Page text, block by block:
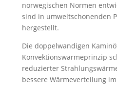
norwegischen Normen
sind in umweltschonenden
hergestellt.
Die doppelwandigen
Konvektionswärmeprinzip
reduzierter
bessere Wärmeverteilung